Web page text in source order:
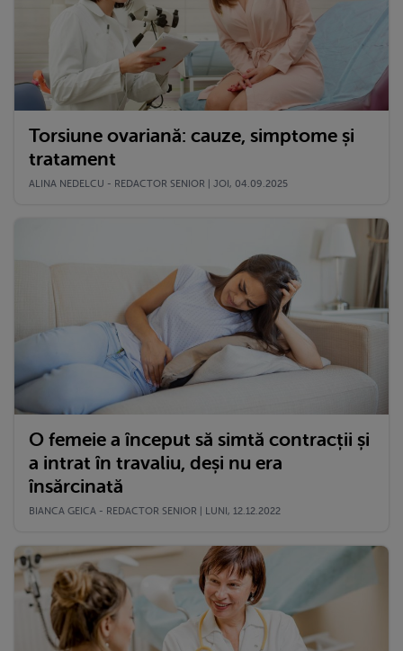
Torsiune ovariană: cauze, simptome și
tratament
ALINA NEDELCU - REDACTOR SENIOR | JOI, 04.09.2025
O femeie a început să simtă contracții și
a intrat în travaliu, deși nu era
însărcinată
BIANCA GEICA - REDACTOR SENIOR | LUNI, 12.12.2022